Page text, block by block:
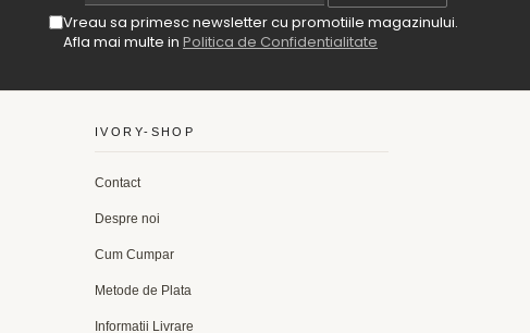
Vreau sa primesc newsletter cu promotiile magazinului.
Afla mai multe in Politica de Confidentialitate
IVORY-SHOP
Contact
Despre noi
Cum Cumpar
Metode de Plata
Informatii Livrare